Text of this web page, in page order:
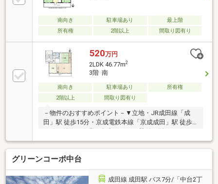
南向き 駐車場あり
最上階
所有権
2階以上 間取り図有り
520万円
2LDK 46.77m2
3階 南
南向き 駐車場あり
所有権
2階以上
間取り図有り
－物件のおすすめポイント－▼立地・JR成田線「成
田」駅 徒歩15分・京成電鉄本線「京成成田」駅 徒歩
採用・足を伸ばしてくつろげる和室をLD横に配置・
LDKと洋室に面する南向きバルコニーを設置・専用倉
庫1区画有(無償)▼設備・温水洗浄便座付トイレ▼周辺
環境・セブンイレブン成田加良部店 徒歩4分(約
320m)・成田市立向台小学校 徒歩6分(約410m)・石橋
グリーンコーポ中台
成田線 成田駅 バス7分/「中台2丁